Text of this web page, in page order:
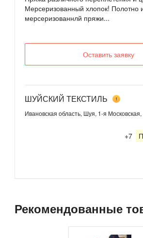
Мерсеризованный хлопок! Полотно
мерсеризованнлй пряжи...
Оставить заявку
ШУЙСКИЙ ТЕКСТИЛЬ 1
Ивановская область, Шуя, 1-я Московская,
+7
Рекомендованные